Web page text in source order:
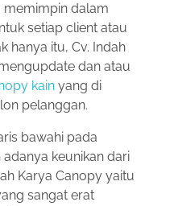
memimpin dalam
setiap client atau
hanya itu, Cv. Indah
dan atau
kain yang di
pelanggan.
bawahi pada
keunikan dari
Karya Canopy yaitu
sangat erat